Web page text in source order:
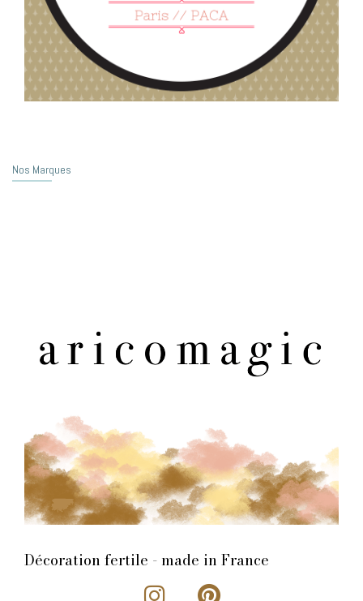
Nos Marques
Décoration fertile - made in France